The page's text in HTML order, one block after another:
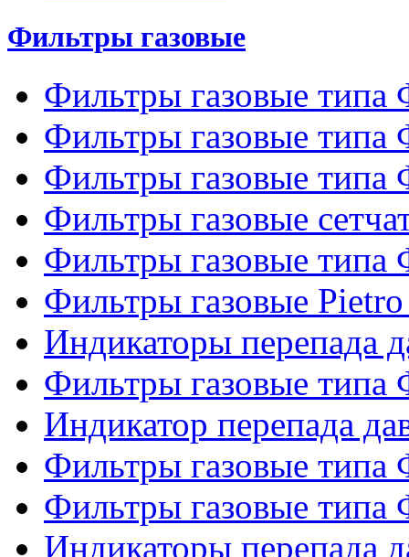
Фильтры газовые
Фильтры газовые типа
Фильтры газовые
Фильтры газовые
Фильтры газовые
Фильтры газовые
Фильтры газовые
Индикаторы перепада
Фильтры газовые
Индикатор перепада
Фильтры газовые
Фильтры газовые типа
Индикаторы перепада